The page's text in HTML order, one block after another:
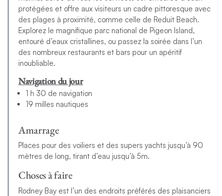
protégées et offre aux visiteurs un cadre pittoresque avec
des plages à proximité, comme celle de Reduit Beach.
Explorez le magnifique parc national de Pigeon Island,
entouré d’eaux cristallines, ou passez la soirée dans l’un
des nombreux restaurants et bars pour un apéritif
inoubliable.
Navigation du jour
1 h 30 de navigation
19 milles nautiques
Amarrage
Places pour des voiliers et des supers yachts jusqu’à 90
mètres de long, tirant d’eau jusqu’à 5m.
Choses à faire
Rodney Bay est l’un des endroits préférés des plaisanciers